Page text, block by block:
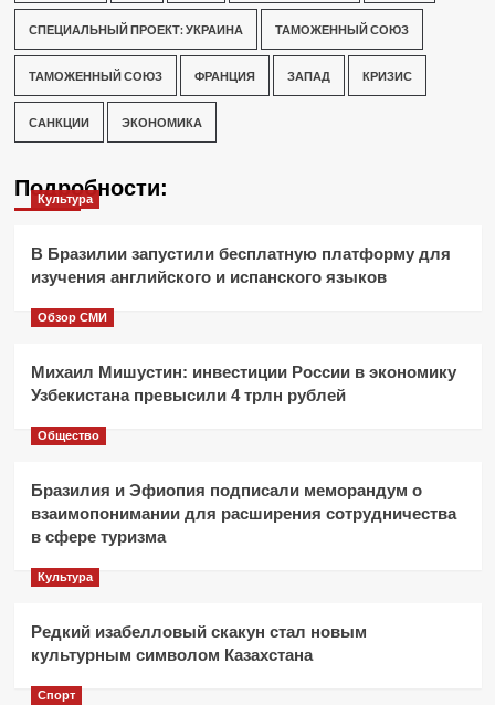
СПЕЦИАЛЬНЫЙ ПРОЕКТ: УКРАИНА ТАМОЖЕННЫЙ СОЮЗ
ТАМОЖЕННЫЙ СОЮЗ ФРАНЦИЯ ЗАПАД КРИЗИС
САНКЦИИ ЭКОНОМИКА
Подробности:
Культура
В Бразилии запустили бесплатную платформу для
изучения английского и испанского языков
Обзор СМИ
Михаил Мишустин: инвестиции России в экономику
Узбекистана превысили 4 трлн рублей
Общество
Бразилия и Эфиопия подписали меморандум о
взаимопонимании для расширения сотрудничества
в сфере туризма
Культура
Редкий изабелловый скакун стал новым
культурным символом Казахстана
Спорт